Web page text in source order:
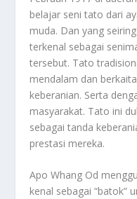
belajar seni tato dari
muda. Dan yang
terkenal sebagai
tersebut. Tato
mendalam dan
keberanian. Serta
masyarakat. Tato ini
sebagai tanda
prestasi mereka.
Apo Whang Od
kenal sebagai “batok”